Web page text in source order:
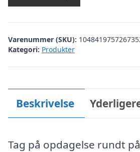
Varenummer (SKU):
Kategori: Produkter
Beskrivelse
Tag på opdagelse rundt